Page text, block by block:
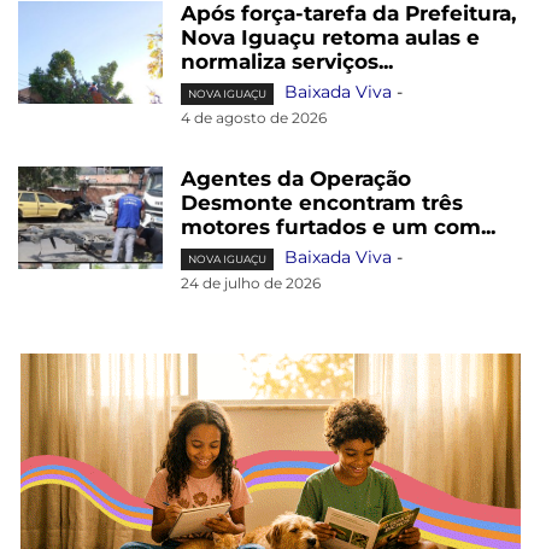
Após força-tarefa da Prefeitura,
Nova Iguaçu retoma aulas e
normaliza serviços...
NOVA IGUAÇU Baixada Viva -
4 de agosto de 2026
Agentes da Operação
Desmonte encontram três
motores furtados e um com...
NOVA IGUAÇU Baixada Viva -
24 de julho de 2026